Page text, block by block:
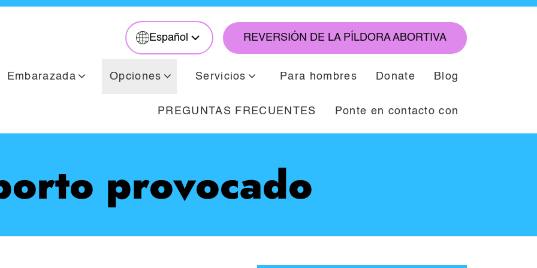
Español REVERSIÓN DE LA PÍLDORA ABORTIVA
Embarazada Opciones Servicios Para hombres Donate Blog
PREGUNTAS FRECUENTES Ponte en contacto con
provocado